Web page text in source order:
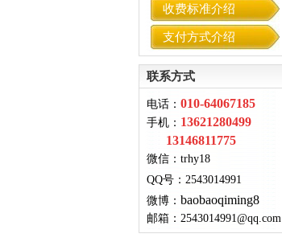
收费标准介绍
支付方式介绍
联系方式
电话： 010-64067185
手机： 13621280499
13146811775
微信： trhy18
QQ号 ： 2543014991
微博： baobaoqiming8
邮箱： 2543014991@qq.com